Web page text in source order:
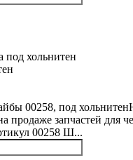
00258, под
продаже запчастей для
00258 Ш...